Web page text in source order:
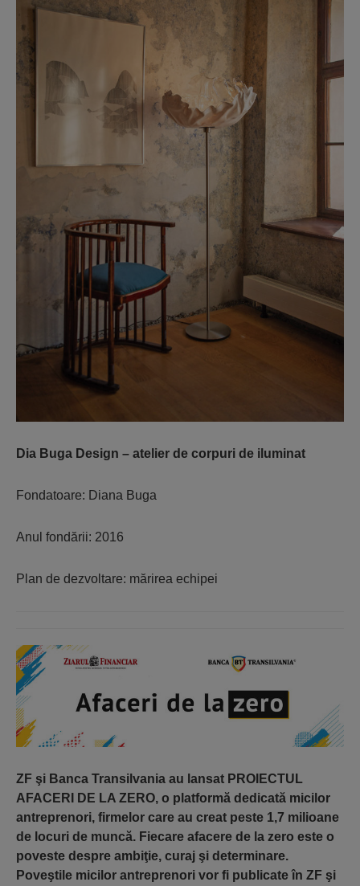
Dia Buga Design – atelier de corpuri de iluminat
Fondatoare: Diana Buga
Anul fondării: 2016
Plan de dezvoltare: mărirea echipei
ZF şi Banca Transilvania au lansat PROIECTUL
AFACERI DE LA ZERO, o platformă dedicată micilor
antreprenori, firmelor care au creat peste 1,7 milioane
de locuri de muncă. Fiecare afacere de la zero este o
poveste despre ambiţie, curaj şi determinare.
Poveştile micilor antreprenori vor fi publicate în ZF şi